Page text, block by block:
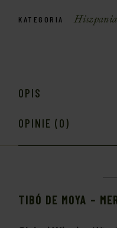
KATEGORIA
OPIS
OPINIE (0)
TIBÓ DE MOYA –